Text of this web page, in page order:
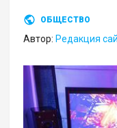
ОБЩЕСТВО
Автор: Редакция